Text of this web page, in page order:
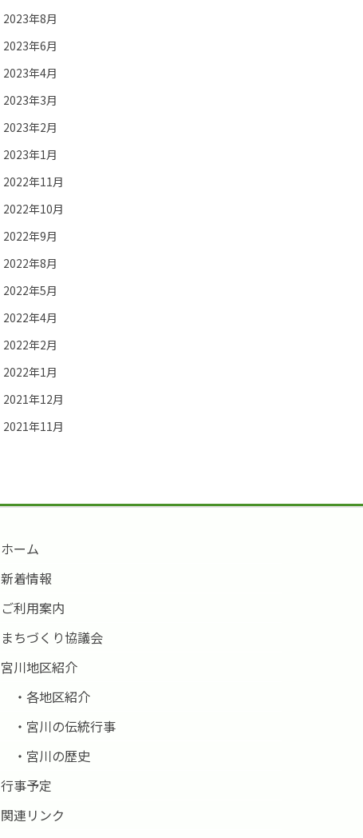
2023年8月
2023年6月
2023年4月
2023年3月
2023年2月
2023年1月
2022年11月
2022年10月
2022年9月
2022年8月
2022年5月
2022年4月
2022年2月
2022年1月
2021年12月
2021年11月
ホーム
新着情報
ご利用案内
まちづくり協議会
宮川地区紹介
・各地区紹介
・宮川の伝統行事
・宮川の歴史
行事予定
関連リンク